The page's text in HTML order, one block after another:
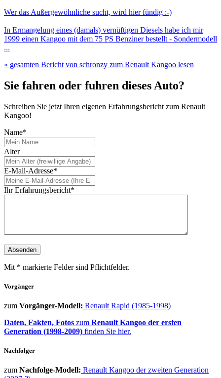
Wer das Außergewöhnliche sucht, wird hier fündig :-)
In Ermangelung eines (damals) vernüftigen Diesels habe ich mir
1999 einen Kangoo mit dem 75 PS Benziner bestellt - Sondermodell
...
» gesamten Bericht von schronzy zum Renault Kangoo lesen
Sie fahren oder fuhren dieses Auto?
Schreiben Sie jetzt Ihren eigenen Erfahrungsbericht zum Renault
Kangoo!
Name*
Alter
E-Mail-Adresse*
Ihr Erfahrungsbericht*
Mit * markierte Felder sind Pflichtfelder.
Vorgänger
zum Vorgänger-Modell: Renault Rapid (1985-1998)
Daten, Fakten, Fotos zum Renault Kangoo der ersten
Generation (1998-2009) finden Sie hier.
Nachfolger
zum Nachfolge-Modell: Renault Kangoo der zweiten Generation